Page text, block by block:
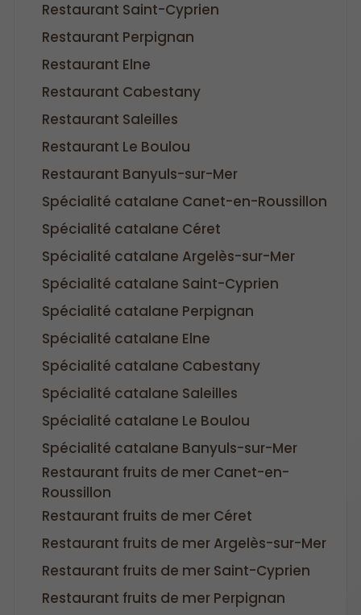
Restaurant Saint-Cyprien
Restaurant Perpignan
Restaurant Elne
Restaurant Cabestany
Restaurant Saleilles
Restaurant Le Boulou
Restaurant Banyuls-sur-Mer
Spécialité catalane Canet-en-Roussillon
Spécialité catalane Céret
Spécialité catalane Argelès-sur-Mer
Spécialité catalane Saint-Cyprien
Spécialité catalane Perpignan
Spécialité catalane Elne
Spécialité catalane Cabestany
Spécialité catalane Saleilles
Spécialité catalane Le Boulou
Spécialité catalane Banyuls-sur-Mer
Restaurant fruits de mer Canet-en-
Roussillon
Restaurant fruits de mer Céret
Restaurant fruits de mer Argelès-sur-Mer
Restaurant fruits de mer Saint-Cyprien
Restaurant fruits de mer Perpignan